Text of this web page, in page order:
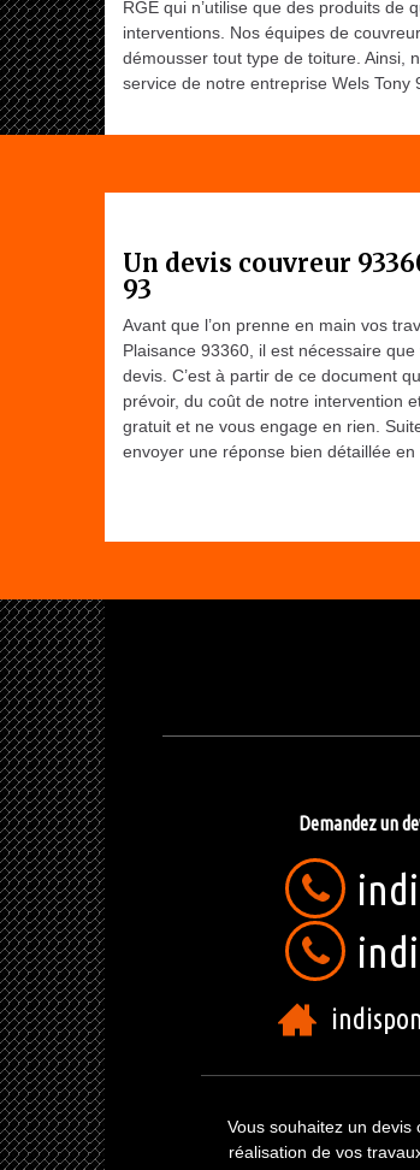
RGE qui n’utilise que des produits de
interventions. Nos équipes de
démousser tout type de toiture. Ainsi,
service de notre entreprise Wels Tony
Un devis couvreur
93
Avant que l’on prenne en main vos
Plaisance 93360, il est nécessaire
devis. C’est à partir de ce document
prévoir, du coût de notre intervention
gratuit et ne vous engage en rien.
envoyer une réponse bien détaillée en
Demandez un
Vous souhaitez un devis
réalisation de vos